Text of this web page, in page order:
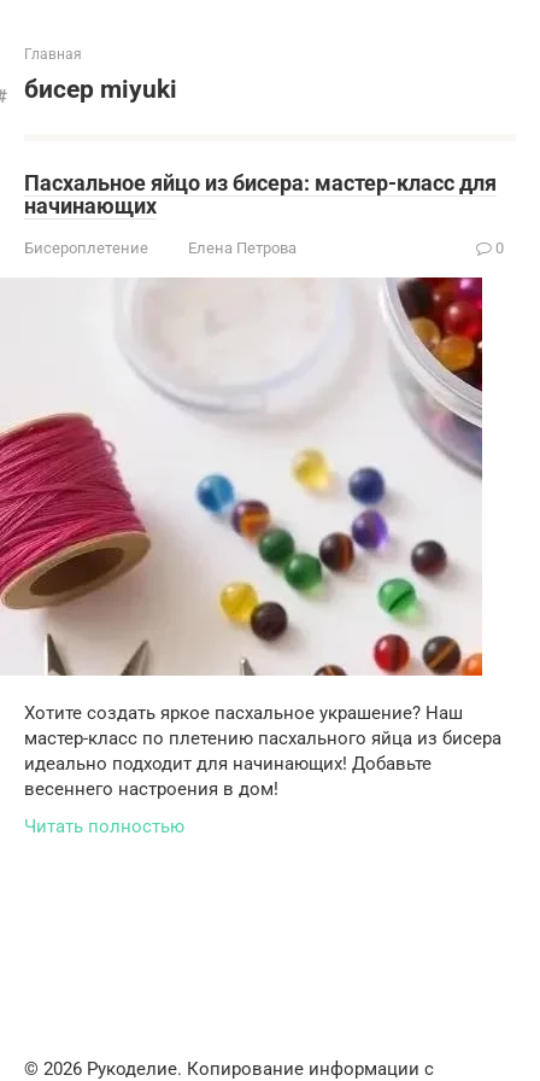
Главная
бисер miyuki
Пасхальное яйцо из бисера: мастер-класс для
начинающих
Бисероплетение Елена Петрова 0
Хотите создать яркое пасхальное украшение? Наш
мастер-класс по плетению пасхального яйца из бисера
идеально подходит для начинающих! Добавьте
весеннего настроения в дом!
Читать полностью
© 2026 Рукоделие. Копирование информации с